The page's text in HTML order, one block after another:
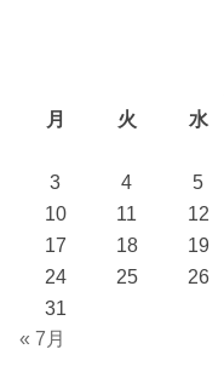
月
火 水
3
4 5
10
11 12
17
18 19
24
25 26
31
« 7月